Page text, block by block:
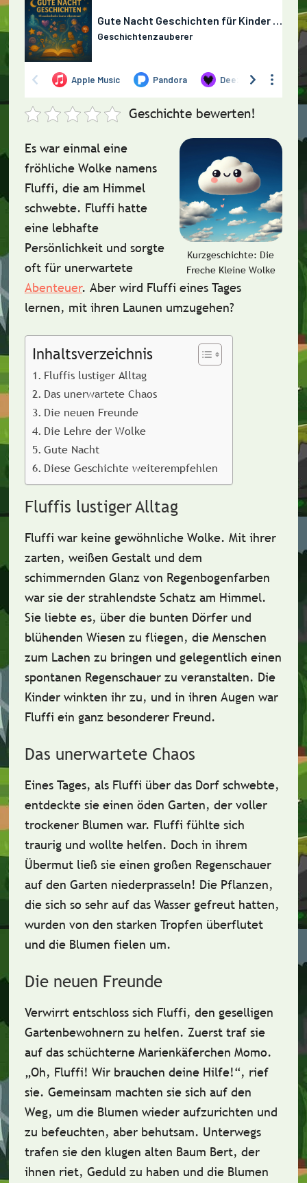
Geschichte bewerten!
Kurzgeschichte: Die
Freche Kleine Wolke
Es war einmal eine
fröhliche Wolke namens
Fluffi, die am Himmel
schwebte. Fluffi hatte
eine lebhafte
Persönlichkeitund sorgte
oft für unerwartete
Abenteuer. Aber wird Fluffi eines Tages
lernen, mit ihren Launen umzugehen?
Inhaltsverzeichnis
Fluffis lustiger Alltag
Das unerwartete Chaos
Die neuen Freunde
Die Lehre der Wolke
Gute Nacht
Diese Geschichte weiterempfehlen
Fluffis lustiger Alltag
Fluffi war keine gewöhnliche Wolke. Mit ihrer
zarten, weißen Gestaltund dem
schimmernden Glanz von Regenbogenfarben
war sie der strahlendste Schatz am Himmel.
Sie liebte es, über die bunten Dörfer und
blühenden Wiesen zu fliegen, die Menschen
zum Lachen zu bringen und gelegentlich einen
spontanen Regenschauerzu veranstalten. Die
Kinder winkten ihr zu, und in ihren Augen war
Fluffi ein ganz besonderer Freund.
Das unerwartete Chaos
Eines Tages, als Fluffi über das Dorf schwebte,
entdeckte sie einen öden Garten, der voller
trockener Blumen war. Fluffi fühlte sich
traurig und wollte helfen. Doch in ihrem
Übermut ließ sie einen großen Regenschauer
auf den Garten niederprasseln! Die Pflanzen,
die sich so sehr auf das Wasser gefreut hatten,
wurden von den starken Tropfen überflutet
und die Blumen fielen um.
Die neuen Freunde
Verwirrt entschloss sich Fluffi, den geselligen
Gartenbewohnern zu helfen. Zuerst traf sie
auf das schüchterne Marienkäferchen Momo.
„Oh, Fluffi! Wir brauchen deine Hilfe!“, rief
sie. Gemeinsam machten sie sich auf den
Weg, um die Blumen wieder aufzurichten und
zu befeuchten, aber behutsam. Unterwegs
trafen sie den klugen alten Baum Bert, der
ihnen riet, Geduld zu haben und die Blumen